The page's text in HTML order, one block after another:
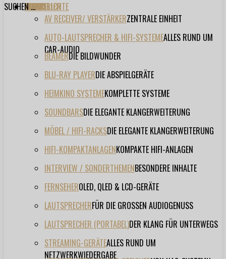
TESTBERICHTE
AV RECEIVER/ VERSTÄRKERZENTRALE EINHEIT
AUTO-LAUTSPRECHER & HIFI-SYSTEMEALLES RUND UM
CAR-AUDIO
BEAMERDIE BILDWUNDER
BLU-RAY PLAYERDIE ABSPIELGERÄTE
HEIMKINO SYSTEMEKOMPLETTE SYSTEME
SOUNDBARSDIE ELEGANTE KLANGERWEITERUNG
MÖBEL / HIFI-RACKSDIE ELEGANTE KLANGERWEITERUNG
HIFI-KOMPAKTANLAGENKOMPAKTE HIFI-ANLAGEN
INTERVIEW / SONDERTHEMENBESONDERE INHALTE
FERNSEHEROLED, QLED & LCD-GERÄTE
LAUTSPRECHERFÜR DIE GROSSEN AUDIOGENUSS
LAUTSPRECHER (PORTABEL)DER KLANG FÜR UNTERWEGS
STREAMING-GERÄTEALLES RUND UM
NETZWERKWIEDERGABE
FORUM
FILME
VIDEOS
HERSTELLER
EVENT
SUCHEN ...